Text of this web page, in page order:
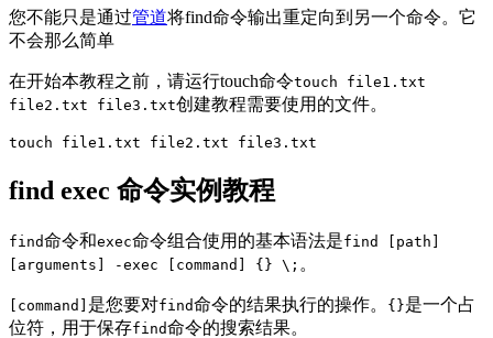
您不能只是通过管道将find命令输出重定向到另一个命令。它
不会那么简单
在开始本教程之前，请运行touch命令touch file1.txt
file2.txt file3.txt创建教程需要使用的文件。
touch file1.txt file2.txt file3.txt
find exec 命令实例教程
find命令和exec命令组合使用的基本语法是find [path]
[arguments] -exec [command] {} \; 。
[command] 是您要对find命令的结果执行的操作。 {}是一个占
位符，用于保存find命令的搜索结果。